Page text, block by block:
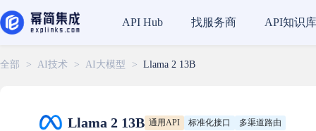
全部 > AI技术 > AI大模型 > Llama 2 13B
Llama 2 13B 通用API 标准化接口 多渠道路由
API Hub 找服务商 API知识库